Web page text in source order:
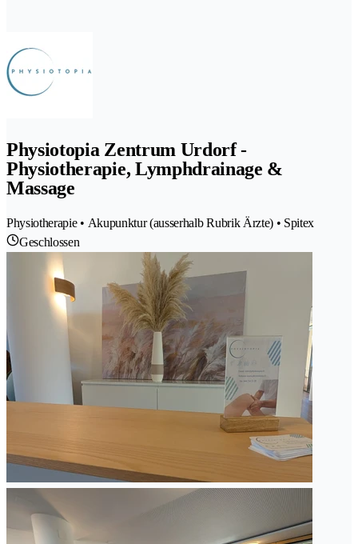
Physiotopia Zentrum Urdorf -
Physiotherapie, Lymphdrainage &
Massage
Physiotherapie • Akupunktur (ausserhalb Rubrik Ärzte) • Spitex
Geschlossen